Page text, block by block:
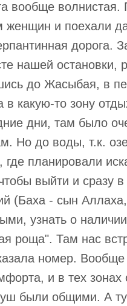
вообще волнистая.
женщин и поехали
дорога.
нашей остановки,
до Жасыбая, в
в какую-то зону
дни, там было
Но до воды, т.к.
планировали
выйти и сразу
(Баха - сын
узнать о
роща". Там нас
номер.
и в тех
были общими. А